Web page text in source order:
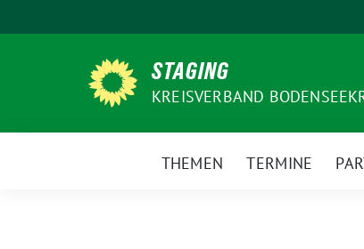
zum
STAGING
KREISVERBAND
THEMEN TERMINE